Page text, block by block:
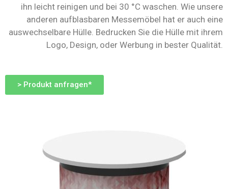
ihn leicht reinigen und bei 30 °C waschen. Wie unsere
anderen aufblasbaren Messemöbel hat er auch eine
auswechselbare Hülle. Bedrucken Sie die Hülle mit ihrem
Logo, Design, oder Werbung in bester Qualität.
> Produkt anfragen*